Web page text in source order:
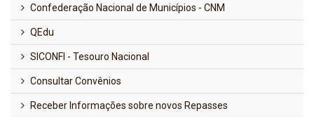
Confederação Nacional de Municípios - CNM
QEdu
SICONFI - Tesouro Nacional
Consultar Convênios
Receber Informações sobre novos Repasses